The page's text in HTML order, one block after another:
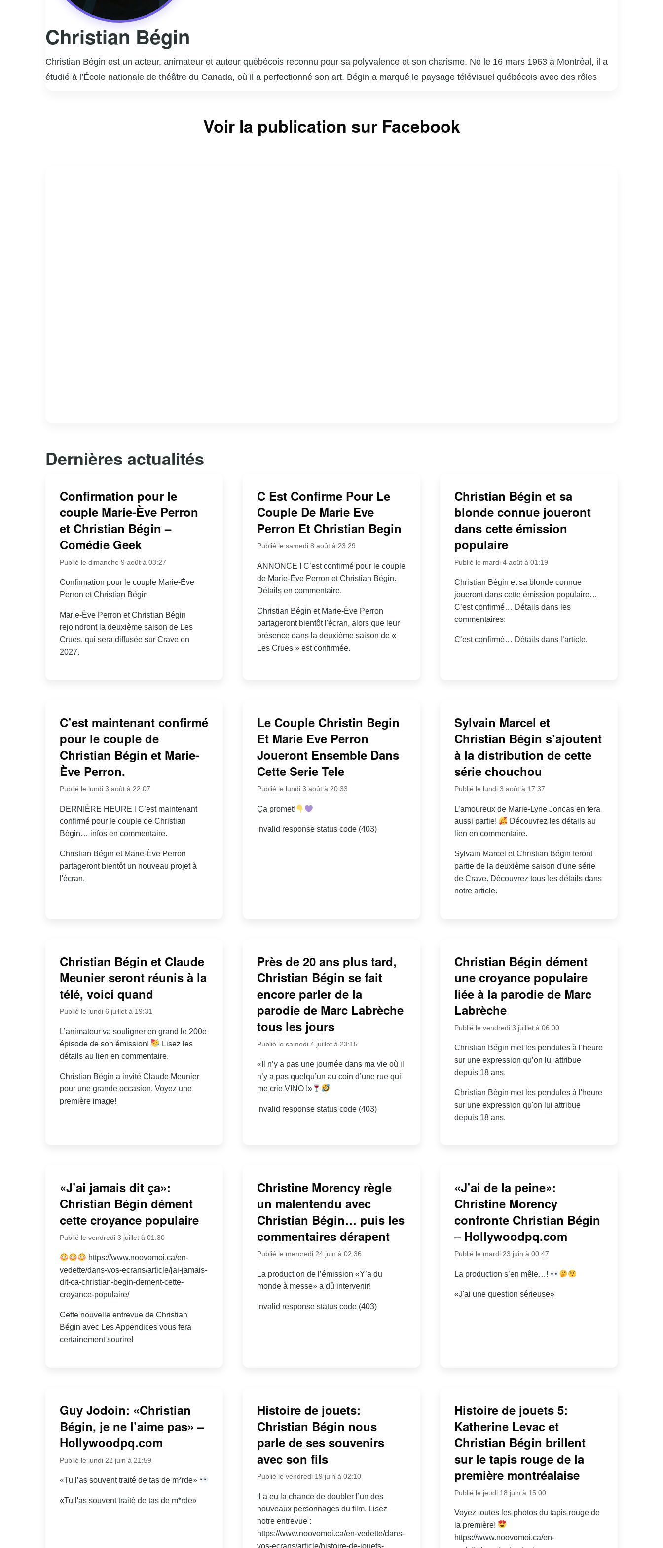
Christian Bégin
Christian Bégin est un acteur, animateur et auteur québécois reconnu pour sa polyvalence et son charisme. Né le 16 mars 1963 à Montréal, il a
étudié à l’École nationale de théâtre du Canada, où il a perfectionné son art. Bégin a marqué le paysage télévisuel québécois avec des rôles
Christian Bégin est également un auteur accompli, ayant écrit plusieurs pièces de théâtre et scénarios. Son engagement envers la culture
québécoise et son talent indéniable font de lui une figure incontournable du milieu artistique.
Voir la publication sur Facebook
Dernières actualités
Confirmation pour le
couple Marie-Ève Perron
et Christian Bégin –
Comédie Geek
Publié le dimanche 9 août à 03:27
Confirmation pour le couple Marie-Ève
Perron et Christian Bégin
Marie-Ève Perron et Christian Bégin
rejoindront la deuxième saison de Les
Crues, qui sera diffusée sur Crave en
2027.
C Est Confirme Pour Le
Couple De Marie Eve
Perron Et Christian Begin
Publié le samedi 8 août à 23:29
ANNONCE I C’est confirmé pour le couple
de Marie-Ève Perron et Christian Bégin.
Détails en commentaire.
Christian Bégin et Marie-Ève Perron
partageront bientôt l'écran, alors que leur
présence dans la deuxième saison de «
Les Crues » est confirmée.
Christian Bégin et sa
blonde connue joueront
dans cette émission
populaire
Publié le mardi 4 août à 01:19
Christian Bégin et sa blonde connue
joueront dans cette émission populaire…
C’est confirmé… Détails dans les
commentaires:
C’est confirmé… Détails dans l’article.
C’est maintenant confirmé
pour le couple de
Christian Bégin et Marie-
Ève Perron.
Publié le lundi 3 août à 22:07
DERNIÈRE HEURE l C’est maintenant
confirmé pour le couple de Christian
Bégin… infos en commentaire.
Christian Bégin et Marie-Ève Perron
partageront bientôt un nouveau projet à
l'écran.
Le Couple Christin Begin
Et Marie Eve Perron
Joueront Ensemble Dans
Cette Serie Tele
Publié le lundi 3 août à 20:33
Ça promet!
Invalid response status code (403)
Sylvain Marcel et
Christian Bégin s’ajoutent
à la distribution de cette
série chouchou
Publié le lundi 3 août à 17:37
L’amoureux de Marie-Lyne Joncas en fera
aussi partie!
Découvrez les détails au
lien en commentaire.
Sylvain Marcel et Christian Bégin feront
partie de la deuxième saison d'une série
de Crave. Découvrez tous les détails dans
notre article.
Christian Bégin et Claude
Meunier seront réunis à la
télé, voici quand
Publié le lundi 6 juillet à 19:31
L’animateur va souligner en grand le 200e
épisode de son émission!
Lisez les
détails au lien en commentaire.
Christian Bégin a invité Claude Meunier
pour une grande occasion. Voyez une
première image!
Près de 20 ans plus tard,
Christian Bégin se fait
encore parler de la
parodie de Marc Labrèche
tous les jours
Publié le samedi 4 juillet à 23:15
«Il n’y a pas une journée dans ma vie où il
n’y a pas quelqu’un au coin d’une rue qui
me crie VINO !»
Invalid response status code (403)
Christian Bégin dément
une croyance populaire
liée à la parodie de Marc
Labrèche
Publié le vendredi 3 juillet à 06:00
Christian Bégin met les pendules à l’heure
sur une expression qu’on lui attribue
depuis 18 ans.
Christian Bégin met les pendules à l'heure
sur une expression qu'on lui attribue
depuis 18 ans.
«J’ai jamais dit ça»:
Christian Bégin dément
cette croyance populaire
Publié le vendredi 3 juillet à 01:30
https://www.noovomoi.ca/en-
vedette/dans-vos-ecrans/article/jai-jamais-
dit-ca-christian-begin-dement-cette-
croyance-populaire/
Cette nouvelle entrevue de Christian
Bégin avec Les Appendices vous fera
certainement sourire!
Christine Morency règle
un malentendu avec
Christian Bégin… puis les
commentaires dérapent
Publié le mercredi 24 juin à 02:36
La production de l’émission «Y’a du
monde à messe» a dû intervenir!
Invalid response status code (403)
«J’ai de la peine»:
Christine Morency
confronte Christian Bégin
– Hollywoodpq.com
Publié le mardi 23 juin à 00:47
La production s’en mêle…!
«J'ai une question sérieuse»
Guy Jodoin: «Christian
Bégin, je ne l’aime pas» –
Hollywoodpq.com
Publié le lundi 22 juin à 21:59
«Tu l’as souvent traité de tas de m*rde»
«Tu l'as souvent traité de tas de m*rde»
Histoire de jouets:
Christian Bégin nous
parle de ses souvenirs
avec son fils
Publié le vendredi 19 juin à 02:10
Il a eu la chance de doubler l’un des
nouveaux personnages du film. Lisez
notre entrevue :
https://www.noovomoi.ca/en-vedette/dans-
vos-ecrans/article/histoire-de-jouets-
Histoire de jouets 5:
Katherine Levac et
Christian Bégin brillent
sur le tapis rouge de la
première montréalaise
Publié le jeudi 18 juin à 15:00
Voyez toutes les photos du tapis rouge de
la première!
https://www.noovomoi.ca/en-